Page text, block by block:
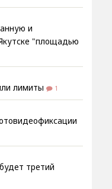
и
"площадью
лимиты 1
третий